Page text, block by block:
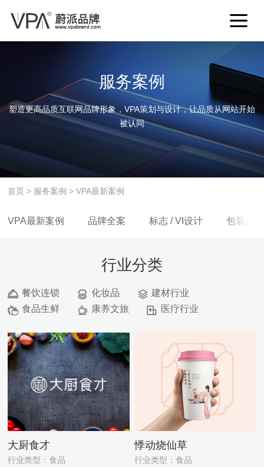
服务案例
塑造更高品质互联网品牌形象，VPA策划与设计，让品质从网站开始
被认同
首页 > 服务案例 >VPA最新案例
VPA最新案例 品牌全案 标志 / VI设计 包装设计
行业分类
餐饮连锁 化妆品
建材行业
食品生鲜
康养文旅 医疗行业
大厨食才
行业类型：食品
悸动烧仙草
行业类型：食品